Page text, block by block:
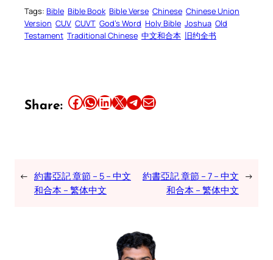
Tags: Bible Bible Book Bible Verse Chinese Chinese Union
Version CUV CUVT God’s Word Holy Bible Joshua Old
Testament Traditional Chinese 中文和合本 旧约全书
Share: Share this article on Facebook Share this article on WhatsApp Share this article on LinkedIn Share this article on X Share this article on TelegramEmail this Article
← 約書亞記 章節 – 5 – 中文
和合本 – 繁体中文
約書亞記 章節 – 7 – 中文
和合本 – 繁体中文
→